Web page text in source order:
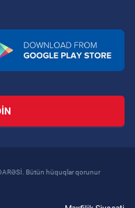
Bütün hüquqlar qorunur